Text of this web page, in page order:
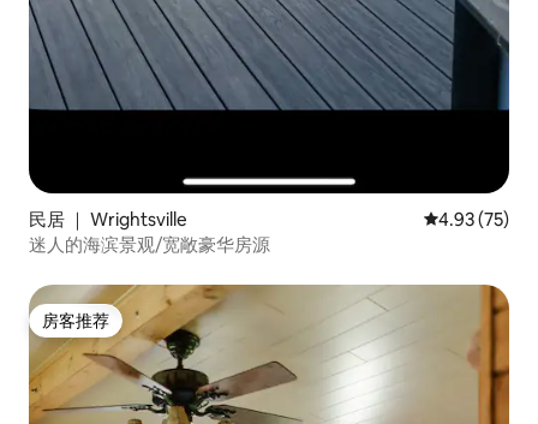
民居 ｜ Wrightsville 平均评分
4.93 (75)
迷人的海滨景观/宽敞豪华房源
房客推荐
房客推荐